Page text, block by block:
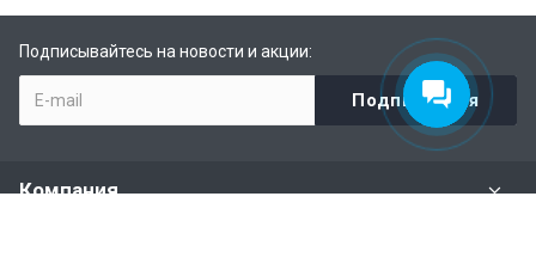
Подписывайтесь на новости и акции:
Компания